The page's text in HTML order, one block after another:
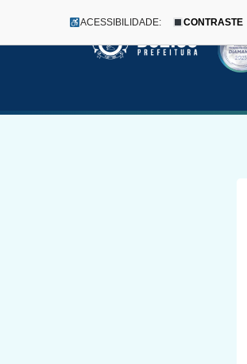
Pular
conteúdo
MenuACESSIBILIDADE: CONTRASTE